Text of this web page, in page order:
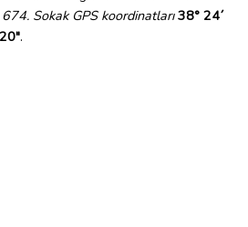
674. Sokak GPS koordinatları 38° 24´
.